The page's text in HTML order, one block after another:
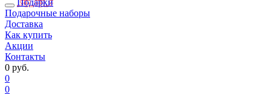
Подарки
Подарочные наборы
Доставка
Как купить
Акции
Контакты
0 руб.
0
0